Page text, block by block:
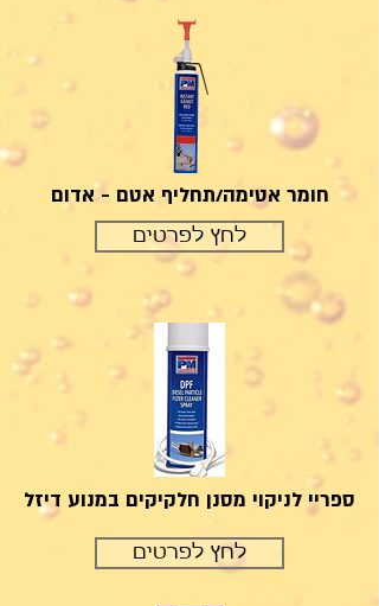
חומר אטימה/תחליף אטם - אדום
לחץ לפרטים
ספריי לניקוי מסנן חלקיקים במנוע דיזל
לחץ לפרטים